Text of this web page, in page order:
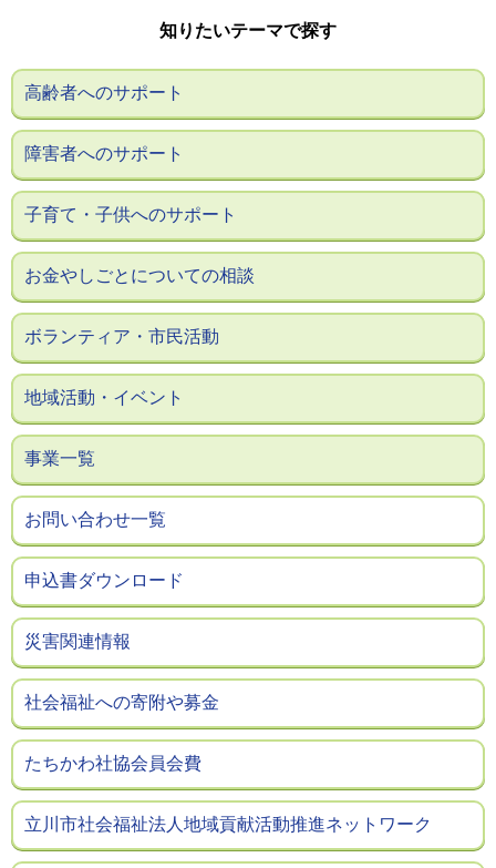
知りたいテーマで探す
高齢者へのサポート
障害者へのサポート
子育て・子供へのサポート
お金やしごとについての相談
ボランティア・市民活動
地域活動・イベント
事業一覧
お問い合わせ一覧
申込書ダウンロード
災害関連情報
社会福祉への寄附や募金
たちかわ社協会員会費
立川市社会福祉法人地域貢献活動推進ネットワーク